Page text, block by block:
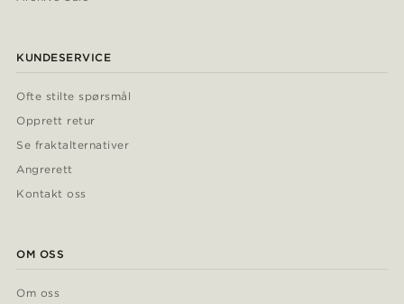
KUNDESERVICE
Ofte stilte spørsmål
Opprett retur
Se fraktalternativer
Angrerett
Kontakt oss
OM OSS
Om oss